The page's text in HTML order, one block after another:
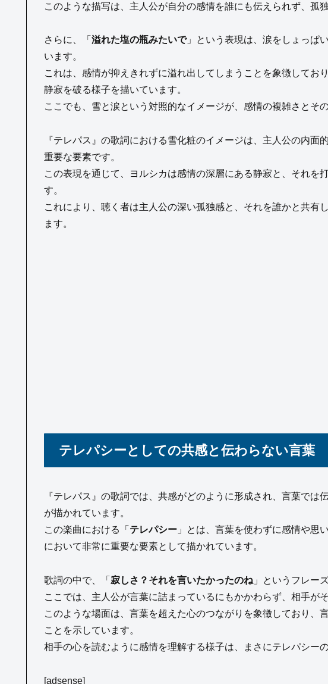
このような描写は、主人公が自分の感情を誰にも伝えられず、孤
さらに、「 溢れた塩の瓶みたいで」という表現は、涙をしょっぱ
います。
これは、感情が抑えきれずに溢れ出してしまうことを象徴してお
静寂を破る様子を描いています。
ここでも、雪と涙という対照的なイメージが、感情の複雑さとそ
『テレパス』の歌詞における雪化粧のイメージは、主人公の内
重要な要素です。
この表現を通じて、ヨルシカは感情の深層にある静寂と、それを
す。
これにより、聴く者は主人公の深い孤独感と、それを誰かと共有
ます。
テレパシーとしての共感と伝わらない言葉
『テレパス』の歌詞では、共感がどのように形成され、言葉で
が描かれています。
この楽曲における「 テレパシー 」とは、言葉を使わずに感情や思
において非常に重要な要素として描かれています。
歌詞の中で、「 寂しさ？それを言いたかったのね 」というフレー
ここでは、主人公が言葉に詰まっているにもかかわらず、相手が
このような場面は、言葉を超えた心のつながりを象徴しており、
ことを示しています。
相手の心を読むように感情を理解する様子は、まさにテレパシー
[adsense]